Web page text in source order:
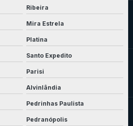
Ribeira
Mira Estrela
Platina
Santo Expedito
Parisi
Alvinlândia
Pedrinhas Paulista
Pedranópolis